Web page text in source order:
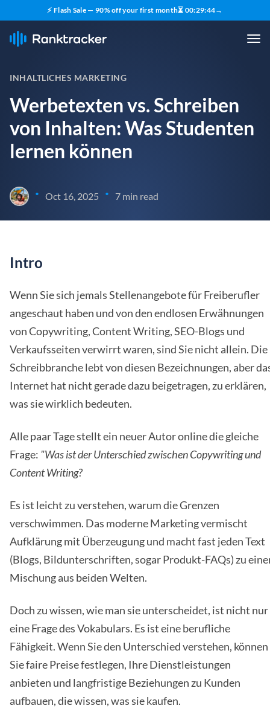
⚡ Flash Sale — 90% off your first month⏳ 00:29:43→
INHALTLICHES MARKETING
Werbetexten vs. Schreiben
von Inhalten: Was Studenten
lernen können
• Oct 16, 2025 • 7 min read
Intro
Wenn Sie sich jemals Stellenangebote für Freiberufler
angeschaut haben und von den endlosen Erwähnungen
von Copywriting, Content Writing, SEO-Blogs und
Verkaufsseiten verwirrt waren, sind Sie nicht allein. Die
Schreibbranche lebt von diesen Bezeichnungen, aber
Internet hat nicht gerade dazu beigetragen, zu erklären,
was sie wirklich bedeuten.
Alle paar Tage stellt ein neuer Autor online die gleiche
Frage: "Was ist der Unterschied zwischen Copywriting und
Content Writing?
Es ist leicht zu verstehen, warum die Grenzen
verschwimmen. Das moderne Marketing vermischt
Aufklärung mit Überzeugung und macht fast jeden Text
(Blogs, Bildunterschriften, sogar Produkt-FAQs) zu
Mischung aus beiden Welten.
Doch zu wissen, wie man sie unterscheidet, ist nicht nur
eine Frage des Vokabulars. Es ist eine berufliche
Fähigkeit. Wenn Sie den Unterschied verstehen, können
Sie faire Preise festlegen, Ihre Dienstleistungen
anbieten und langfristige Beziehungen zu Kunden
aufbauen, die wissen, was sie kaufen.